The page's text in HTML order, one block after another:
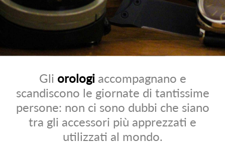
Gli orologiaccompagnano e
scandiscono le giornate di tantissime
persone: non ci sono dubbi che siano
tra gli accessori più apprezzati e
utilizzati al mondo.